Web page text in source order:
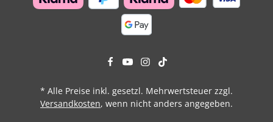
* Alle Preise inkl. gesetzl. Mehrwertsteuer zzgl.
Versandkosten, wenn nicht anders angegeben.